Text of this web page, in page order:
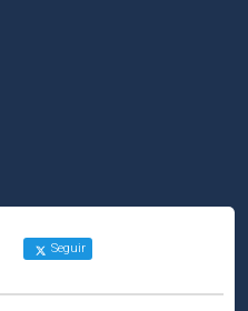
Seguir